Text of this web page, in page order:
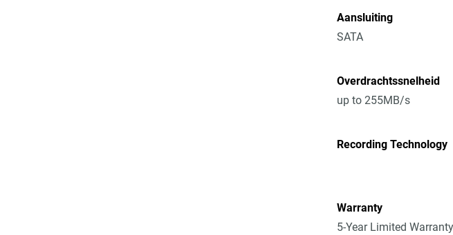
Aansluiting
SATA
Overdrachtssnelheid
up to 255MB/s
Recording Technology
Warranty
5-Year Limited Warranty